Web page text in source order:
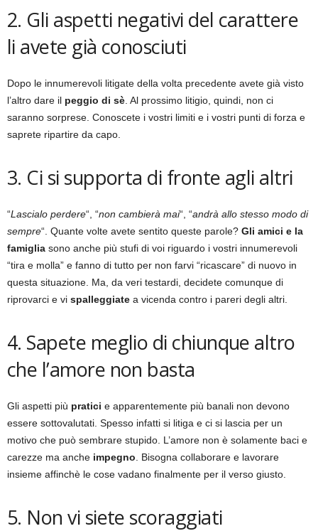
2. Gli aspetti negativi del carattere
li avete già conosciuti
Dopo le innumerevoli litigate della volta precedente avete già visto
l’altro dare il peggio di sè . Al prossimo litigio, quindi, non ci
saranno sorprese. Conoscete i vostri limiti e i vostri punti di forza e
saprete ripartire da capo.
3. Ci si supporta di fronte agli altri
“Lascialo perdere“, “non cambierà mai“, “andrà allo stesso modo di
sempre“. Quante volte avete sentito queste parole? Gli amici e la
famiglia sono anche più stufi di voi riguardo i vostri innumerevoli
“tira e molla” e fanno di tutto per non farvi “ricascare” di nuovo in
questa situazione. Ma, da veri testardi, decidete comunque di
riprovarci e vi spalleggiate a vicenda contro i pareri degli altri.
4. Sapete meglio di chiunque altro
che l’amore non basta
Gli aspetti più pratici e apparentemente più banali non devono
essere sottovalutati. Spesso infatti si litiga e ci si lascia per un
motivo che può sembrare stupido. L’amore non è solamente baci e
carezze ma anche impegno . Bisogna collaborare e lavorare
insieme affinchè le cose vadano finalmente per il verso giusto.
5. Non vi siete scoraggiati